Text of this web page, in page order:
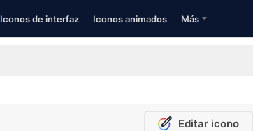
Iconos de interfaz Iconos animados Más
Editar icono